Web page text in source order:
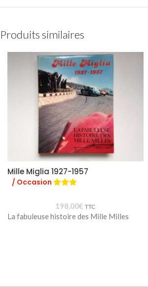
Produits similaires
Mille Miglia 1927-1957
/ Occasion
198,00€ TTC
La fabuleuse histoire des Mille Milles